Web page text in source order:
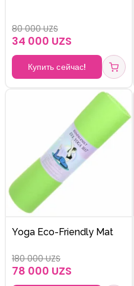
80 000 UZS
34 000 UZS
Купить сейчас!
Yoga Eco-Friendly Mat
180 000 UZS
78 000 UZS